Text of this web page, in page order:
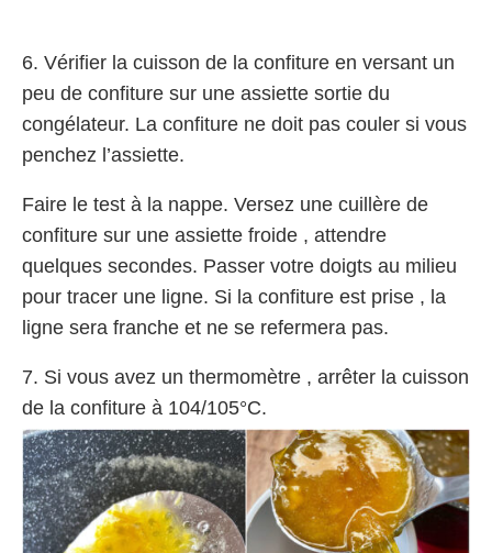
6. Vérifier la cuisson de la confiture en versant un
peu de confiture sur une assiette sortie du
congélateur. La confiture ne doit pas couler si vous
penchez l’assiette.
Faire le test à la nappe. Versez une cuillère de
confiture sur une assiette froide , attendre
quelques secondes. Passer votre doigts au milieu
pour tracer une ligne. Si la confiture est prise , la
ligne sera franche et ne se refermera pas.
7. Si vous avez un thermomètre , arrêter la cuisson
de la confiture à 104/105°C.